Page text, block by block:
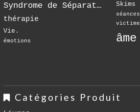
Skims
Syndrome de Séparation
séances
thérapie
victime
Vie.
âme
émotions
Catégories Produit